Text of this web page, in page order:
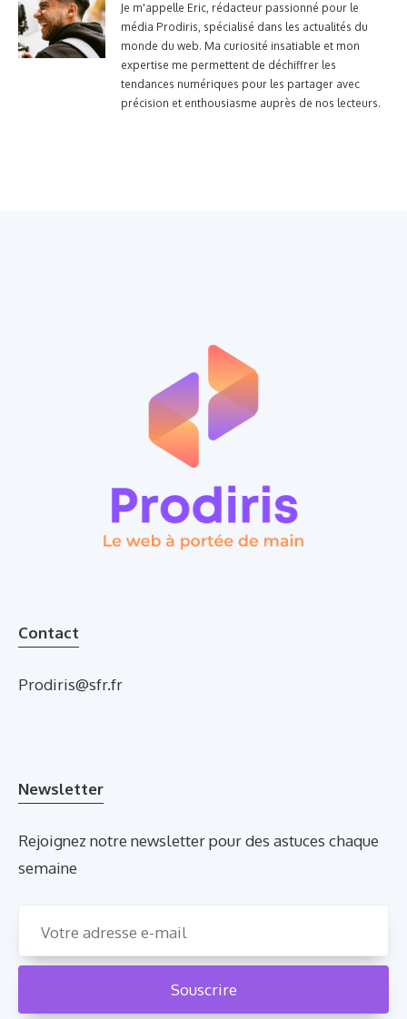
Je m'appelle Eric, rédacteur passionné pour le
média Prodiris, spécialisé dans les actualités du
monde du web. Ma curiosité insatiable et mon
expertise me permettent de déchiffrer les
tendances numériques pour les partager avec
précision et enthousiasme auprès de nos lecteurs.
Contact
Prodiris@sfr.fr
Newsletter
Rejoignez notre newsletter pour des astuces chaque
semaine